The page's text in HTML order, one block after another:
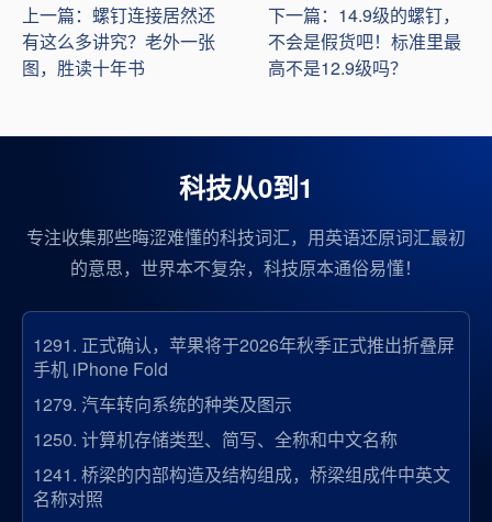
上一篇：螺钉连接居然还
有这么多讲究？老外一张
图，胜读十年书
下一篇：14.9级的螺钉，
不会是假货吧！标准里最
高不是12.9级吗？
科技从0到1
专注收集那些晦涩难懂的科技词汇，用英语还原词汇最初
的意思，世界本不复杂，科技原本通俗易懂！
1291. 正式确认，苹果将于2026年秋季正式推出折叠屏
手机 iPhone Fold
1279. 汽车转向系统的种类及图示
1250. 计算机存储类型、简写、全称和中文名称
1241. 桥梁的内部构造及结构组成，桥梁组成件中英文
名称对照